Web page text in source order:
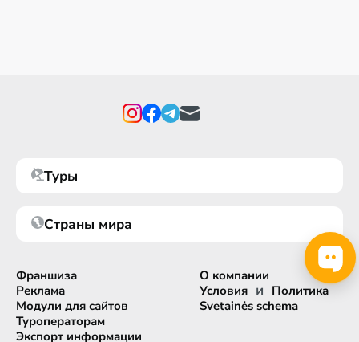
Туры
Страны мира
Франшиза
Реклама
Модули для сайтов
Туроператорам
Экспорт информации
О компании
Условия и Политика
Svetainės schema